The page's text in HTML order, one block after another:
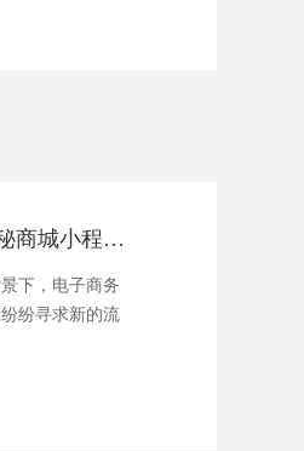
赋能电商新篇章：揭秘商城小程序的流量变现秘籍
下，电子商务
纷寻求新的流